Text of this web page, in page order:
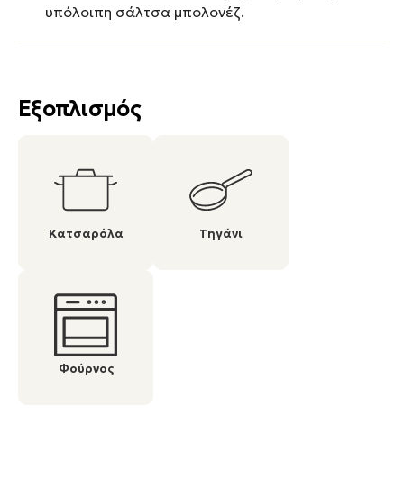
Εξοπλισμός
Κατσαρόλα Τηγάνι
Φούρνος
υπόλοιπη σάλτσα μπολονέζ.